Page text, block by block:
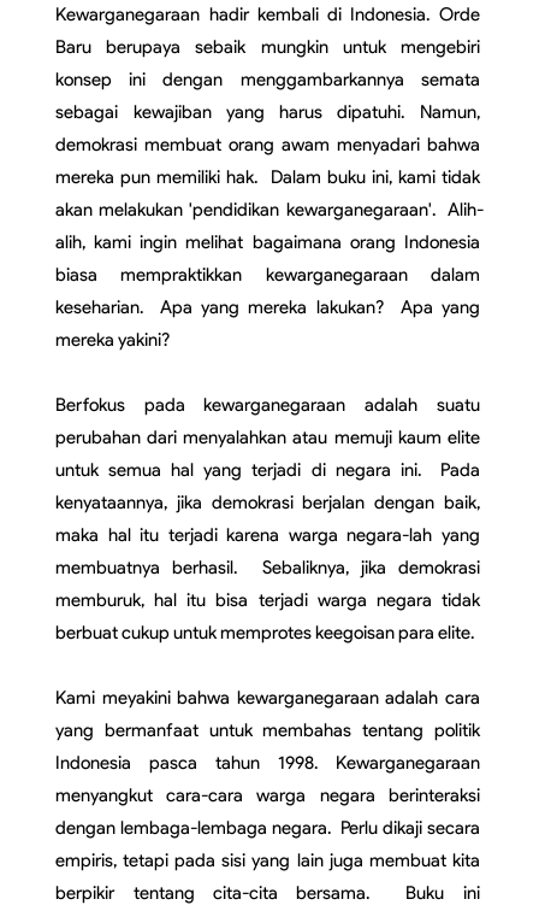
Kewarganegaraan hadir kembali di Indonesia. Orde
Baru berupaya sebaik mungkin untuk mengebiri
konsep ini dengan menggambarkannya semata
sebagai kewajiban yang harus dipatuhi. Namun,
demokrasi membuat orang awam menyadari bahwa
mereka pun memiliki hak.  Dalam buku ini, kami tidak
akan melakukan 'pendidikan kewarganegaraan'.  Alih-
alih, kami ingin melihat bagaimana orang Indonesia
biasa mempraktikkan kewarganegaraan dalam
keseharian.  Apa yang mereka lakukan?  Apa yang
mereka yakini?
Berfokus pada kewarganegaraan adalah suatu
perubahan dari menyalahkan atau memuji kaum elite
untuk semua hal yang terjadi di negara ini.  Pada
kenyataannya, jika demokrasi berjalan dengan baik,
maka hal itu terjadi karena warga negara-lah yang
membuatnya berhasil.  Sebaliknya, jika demokrasi
memburuk, hal itu bisa terjadi warga negara tidak
berbuat cukup untuk memprotes keegoisan para elite.
Kami meyakini bahwa kewarganegaraan adalah cara
yang bermanfaat untuk membahas tentang politik
Indonesia pasca tahun 1998. Kewarganegaraan
menyangkut cara-cara warga negara berinteraksi
dengan lembaga-lembaga negara.  Perlu dikaji secara
empiris, tetapi pada sisi yang lain juga membuat kita
berpikir tentang cita-cita bersama.  Buku ini